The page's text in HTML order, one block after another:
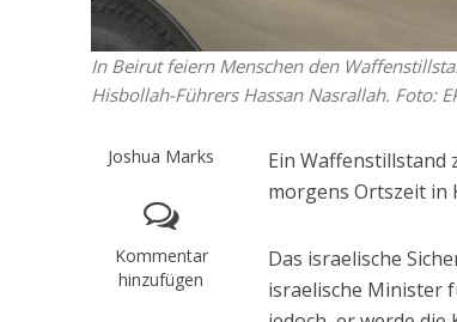
In Beirut feiern Menschen den
Hisbollah-Führers Hassan Nasrallah. Foto:
Joshua Marks
Kommentar
hinzufügen
Ein Waffenstillstand
morgens Ortszeit in
Das israelische
israelische Minister